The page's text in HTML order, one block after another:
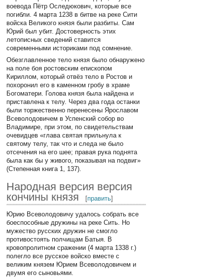
воевода Пётр Оследюкович, которые все
погибли. 4 марта 1238 в битве на реке Сити
войска Великого князя были разбиты. Сам
Юрий был убит. Достоверность этих
летописных сведений ставится
современными историками под сомнение.
Обезглавленное тело князя было обнаружено
на поле боя ростовским епископом
Кириллом, который отвёз тело в Ростов и
похоронил его в каменном гробу в храме
Богоматери. Голова князя была найдена и
приставлена к телу. Через два года останки
были торжественно перенесены Ярославом
Всеволодовичем в Успенский собор во
Владимире, при этом, по свидетельствам
очевидцев «глава святая прильнула к
святому телу, так что и следа не было
отсечения на его шее; правая рука поднята
была как бы у живого, показывая на подвиг»
(Степенная книга 1, 137).
Народная версия версия
кончины князя
[править]
Юрию Всеволодовичу удалось собрать все
боеспособные дружины на реке Сить. Но
мужество русских дружин не смогло
противостоять полчищам Батыя. В
кровопролитном сражении (4 марта 1338 г.)
полегло все русское войско вместе с
великим князем Юрием Всеволодовичем и
двумя его сыновьями.